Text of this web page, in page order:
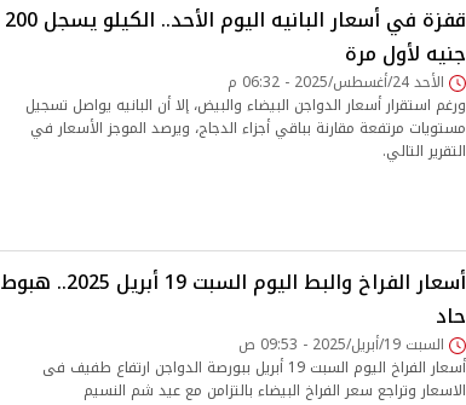
قفزة في أسعار البانيه اليوم الأحد.. الكيلو يسجل 200
جنيه لأول مرة
الأحد 24/أغسطس/2025 - 06:32 م
ورغم استقرار أسعار الدواجن البيضاء والبيض، إلا أن البانيه يواصل تسجيل
مستويات مرتفعة مقارنة بباقي أجزاء الدجاج، ويرصد الموجز الأسعار في
التقرير التالي.
أسعار الفراخ والبط اليوم السبت 19 أبريل 2025.. هبوط
حاد
السبت 19/أبريل/2025 - 09:53 ص
أسعار الفراخ اليوم السبت 19 أبريل ببورصة الدواجن ارتفاع طفيف فى
الاسعار وتراجع سعر الفراخ البيضاء بالتزامن مع عيد شم النسيم